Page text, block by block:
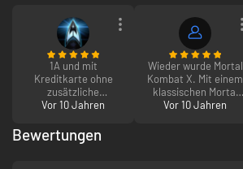
1A und mit
Kreditkarte ohne
zusätzliche
Gebühren und
Minute Lieferzeit!
Vor 10 Jahren
Wieder wurde Mortal
Kombat X. Mit einem
klassischen Mortal
Kombat Charakter
Vor 10 Jahren
Bewertungen